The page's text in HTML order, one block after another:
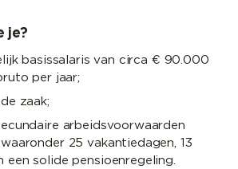
je?
basissalaris van circa € 90.000
per jaar;
zaak;
arbeidsvoorwaarden
25 vakantiedagen, 13
een solide pensioenregeling.